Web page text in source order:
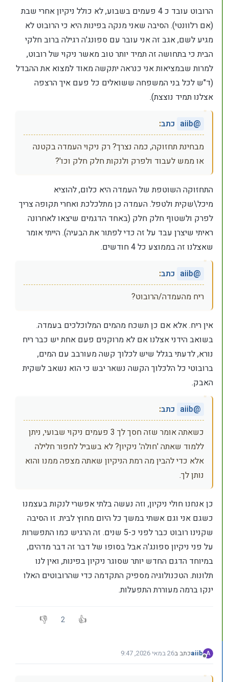
הרובוט עובד כ 4 פעמים בשבוע, לא כולל ניקיון אחרי שבת
(אם רלוונטי). הסיבה שאני מנקה בפינות היא כי הרובוט לא
מגיע לשם, אגב זה אני עובר עם ספונג'ה רגילה ברוב חלקי
הבית כי בתחושה זה תמיד יותר טוב מאשר ניקוי של רובוט,
למרות שבמציאות אני כנראה יתקשה מאוד למצוא את ההבדל
(ד"ש לכל בני המשפחה ששואלים כל פעם איך הרצפה
אצלנו תמיד נוצצת).
@
aiib כתב:
מבחינת תחזוקה, כמה נצרך? רק ניקוי העמדה בקטנה
או ממש לעבוד ולפרק ולנקות חלק חלק וכו'?
התחזוקה השוטפת של העמדה היא כלום, להוציא
מיכל\שקית ולטפל. העמדה כן מתלכלכת ואחרי תקופה צריך
לפרק ולשטוף חלק חלק (באחד הדגמים שיצאו לאחרונה
ראיתי שיצרן עבד על זה כדי לפתור את הבעיה). הייתי אומר
שאצלנו זה בממוצע כל 4 חודשים.
@
aiib כתב:
ריח מהעמדה/הרובוט?
אין ריח. אלא אם כן תשכח מהמים המלוכלכים בעמדה.
בשואב הידני אצלנו אם לא מרוקנים פעם אחת יש כבר ריח
נורא, לדעתי בגלל שיש לכלוך קשה מעורבב עם המים,
ברובוטי כל הלכלוך הקשה נשאר יבש כי הוא נשאב לשקית
האבק.
@
aiib כתב:
כשאתה אומר שזה חסך לך 3 פעמים ניקוי שבועי, ניתן
ללמוד שאתה 'חולה' ניקיון? לא בשביל לחפור חלילה
אלא כדי להבין מה רמת הניקיון שאתה מצפה ממנו והוא
נותן לך.
כן אנחנו חולי ניקיון, וזה נעשה בלתי אפשרי לנקות בעצמנו
כשגם אני וגם אשתי במשך כל היום מחוץ לבית. זו הסיבה
שקנינו רובוט כבר לפני כ-5 שנים. זה הרגיש כמו התפשרות
על פני ניקיון ספונג'ה אבל בסופו של דבר זה דבר מדהים,
במיוחד הדגם החדש יותר שסוגר ניקיון בפינות, ואין לנו
תלונות. הטכנולוגיה מספיק התקדמה כדי שהרובוטים האלו
ינקו ברמה מעוררת התפעלות.
2
A
מנותק
aiibכתב ב26 במאי 2026, 9:47
נערך לאחרונה על ידי